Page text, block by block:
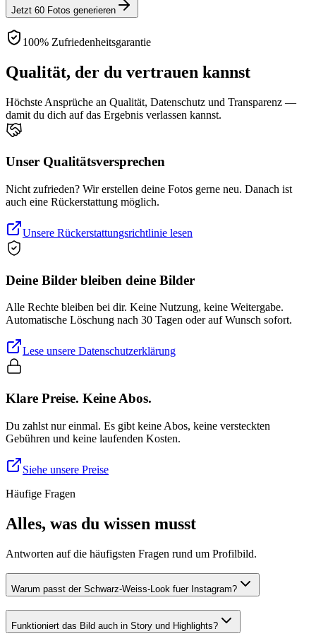
Jetzt 60 Fotos generieren
100% Zufriedenheitsgarantie
Qualität, der du vertrauen kannst
Höchste Ansprüche an Qualität, Datenschutz und Transparenz —
damit du dich auf das Ergebnis verlassen kannst.
Unser Qualitätsversprechen
Nicht zufrieden? Wir erstellen deine Fotos gerne neu. Danach ist
auch eine Rückerstattung möglich.
Unsere Rückerstattungsrichtlinie lesen
Deine Bilder bleiben deine Bilder
Alle Rechte bleiben bei dir. Keine Nutzung, keine Weitergabe.
Automatische Löschung nach 30 Tagen oder auf Wunsch sofort.
Lese unsere Datenschutzerklärung
Klare Preise. Keine Abos.
Du zahlst nur einmal. Es gibt keine Abos, keine versteckten
Gebühren und keine laufenden Kosten.
Siehe unsere Preise
Häufige Fragen
Alles, was du wissen musst
Antworten auf die häufigsten Fragen rund um Profilbild.
Warum passt der Schwarz-Weiss-Look fuer Instagram?
Funktioniert das Bild auch in Story und Highlights?